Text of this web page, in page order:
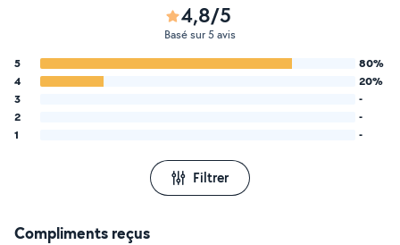
4,8/5
Basé sur 5 avis
5
80%
4
20%
3
-
2
-
1
-
Filtrer
Compliments reçus